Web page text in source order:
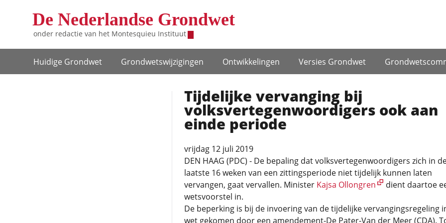
De Nederlandse Grondwet
onder redactie van het Montesquieu Instituut
Hoofdnavigatie
Huidige Grondwet Grondwets­wijzigingen Ontwikke­lingen Versies Grondwet
Tijdelijke vervanging bij
volksvertegenwoordigers ook aan
einde periode
vrijdag 12 juli 2019
DEN HAAG (PDC) - De bepaling dat volksvertegenwoordigers zich in
laatste 16 weken van een zittingsperiode niet tijdelijk kunnen laten
vervangen, gaat vervallen. Minister Kajsa Ollongren
dient daartoe
wetsvoorstel in.
De beperking is bij de invoering van de tijdelijke vervangingsregeling
wet gekomen door een amendement-De Pater-Van der Meer (CDA).